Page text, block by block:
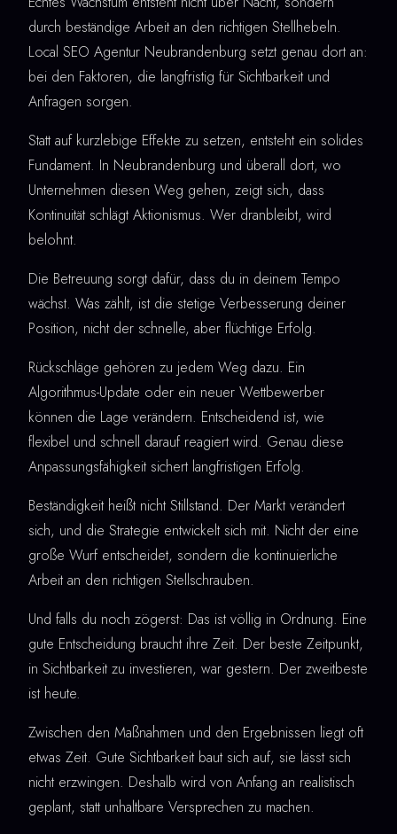
durch beständige Arbeit an den richtigen Stellhebeln.
Local SEO Agentur Neubrandenburg setzt genau dort an:
bei den Faktoren, die langfristig für Sichtbarkeit und
Anfragen sorgen.
Statt auf kurzlebige Effekte zu setzen, entsteht ein solides
Fundament. In Neubrandenburg und überall dort, wo
Unternehmen diesen Weg gehen, zeigt sich, dass
Kontinuität schlägt Aktionismus. Wer dranbleibt, wird
belohnt.
Die Betreuung sorgt dafür, dass du in deinem Tempo
wächst. Was zählt, ist die stetige Verbesserung deiner
Position, nicht der schnelle, aber flüchtige Erfolg.
Rückschläge gehören zu jedem Weg dazu. Ein
Algorithmus-Update oder ein neuer Wettbewerber
können die Lage verändern. Entscheidend ist, wie
flexibel und schnell darauf reagiert wird. Genau diese
Anpassungsfähigkeit sichert langfristigen Erfolg.
Beständigkeit heißt nicht Stillstand. Der Markt verändert
sich, und die Strategie entwickelt sich mit. Nicht der eine
große Wurf entscheidet, sondern die kontinuierliche
Arbeit an den richtigen Stellschrauben.
Und falls du noch zögerst: Das ist völlig in Ordnung. Eine
gute Entscheidung braucht ihre Zeit. Der beste Zeitpunkt,
in Sichtbarkeit zu investieren, war gestern. Der zweitbeste
ist heute.
Zwischen den Maßnahmen und den Ergebnissen liegt oft
etwas Zeit. Gute Sichtbarkeit baut sich auf, sie lässt sich
nicht erzwingen. Deshalb wird von Anfang an realistisch
geplant, statt unhaltbare Versprechen zu machen.